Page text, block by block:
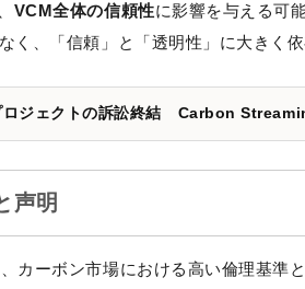
VCM全体の信頼性に影響を与える可
く、「信頼」と「透明性」に大きく依
ロジェクトの訴訟終結 Carbon
声明
カーボン市場における高い倫理基準